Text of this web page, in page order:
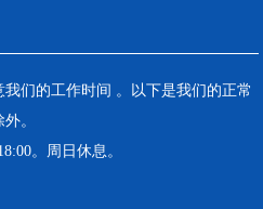
们的工作时间 。以下是我们的正常
。
。周日休息。